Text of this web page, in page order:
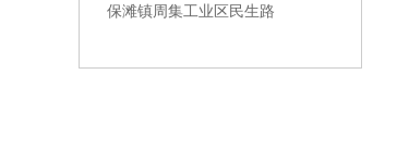
保滩镇周集工业区民生路